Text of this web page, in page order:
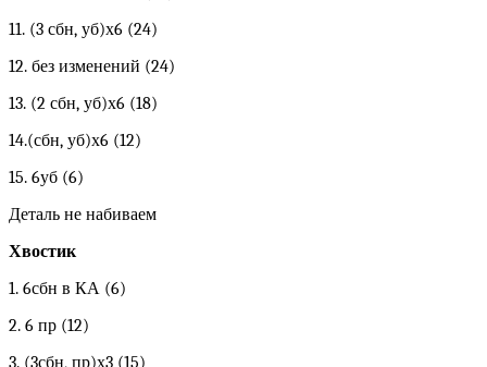
11. (3 сбн, уб)х6 (24)
12. без изменений (24)
13. (2 сбн, уб)х6 (18)
14.(сбн, уб)х6 (12)
15. 6уб (6)
Деталь не набиваем
Хвостик
1. 6сбн в КА (6)
2. 6 пр (12)
3. (3сбн, пр)х3 (15)